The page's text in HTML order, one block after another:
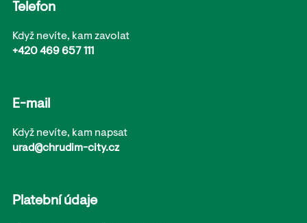
Telefon
Když nevíte, kam zavolat
+420 469 657 111
E-mail
Když nevíte, kam napsat
urad@chrudim-city.cz
Platební údaje